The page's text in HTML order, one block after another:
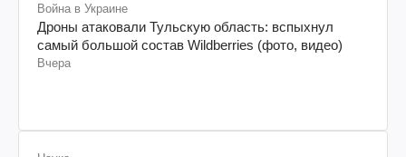
Война в Украине
Дроны атаковали Тульскую область: вспыхнул
самый большой состав Wildberries (фото, видео)
Вчера